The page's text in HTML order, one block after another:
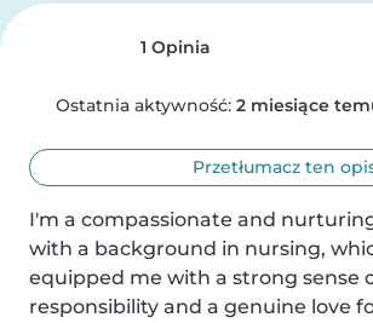
1 Opinia
Ostatnia aktywność: 2 miesiące
Przetłumacz ten
I'm a compassionate and
with a background in nursing,
equipped me with a strong sense
responsibility and a genuine love